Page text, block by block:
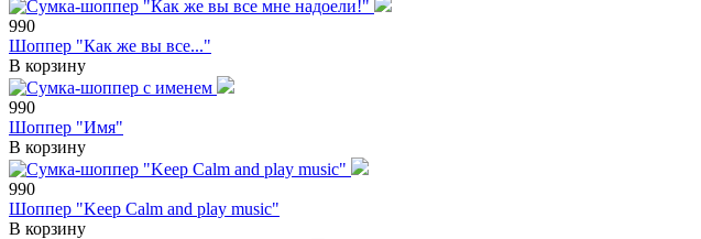
990
Шоппер "Как же вы все..."
В корзину
990
Шоппер "Имя"
В корзину
990
Шоппер "Keep Calm and play music"
В корзину